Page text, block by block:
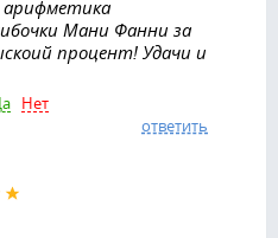
Мани Фанни за
процент! Удачи и
Нет
ответить